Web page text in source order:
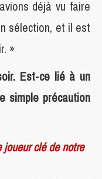
déjà vu faire
sélection, et il est
»
Est-ce lié à un
simple précaution
clé de notre